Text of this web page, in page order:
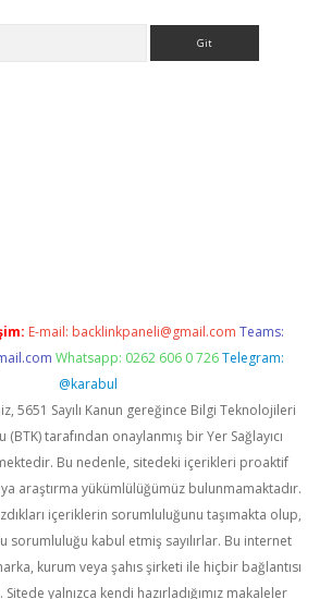
E-mail: backlinkpaneli@gmail.com Teams:
Whatsapp: 0262 606 0 726 Telegram:
@karabul
5651 Sayılı Kanun gereğince Bilgi Teknolojileri
tarafından onaylanmış bir Yer Sağlayıcı
Bu nedenle, sitedeki içerikleri proaktif
araştırma yükümlülüğümüz bulunmamaktadır.
içeriklerin sorumluluğunu taşımakta olup,
sorumluluğu kabul etmiş sayılırlar. Bu internet
kurum veya şahıs şirketi ile hiçbir bağlantısı
yalnızca kendi hazırladığımız makaleler